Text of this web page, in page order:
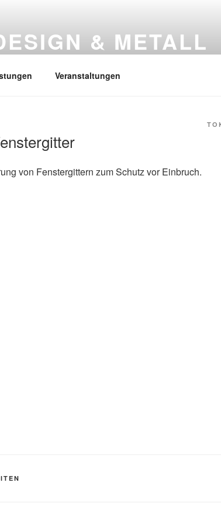
& METALL
Veranstaltungen
von Fenstergittern zum Schutz vor Einbruch.